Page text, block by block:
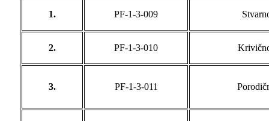
1. PF-1-3-009
2. PF-1-3-010
3. PF-1-3-011